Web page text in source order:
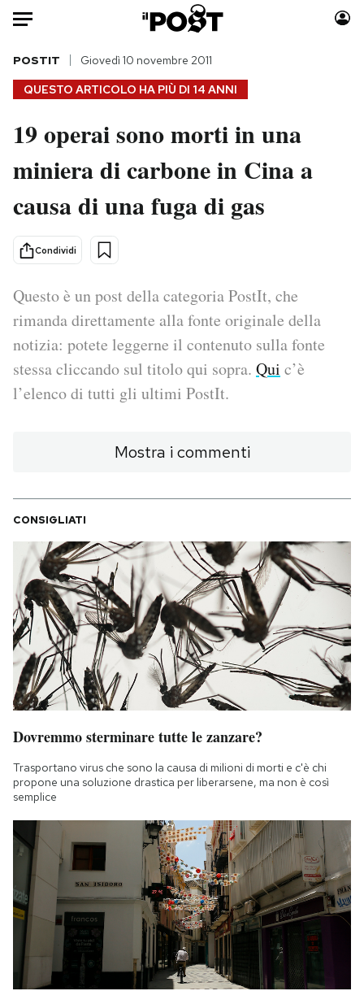
Auto
HOME
Italia
Politica
Tecnologia
Scienza
Economia
Sport
Moda
Consumismi
Storie/Idee
Altrecose
Mondiali calcio 2026
PODCAST
NEWSLETTER
I MIEI PREFERITI
SHOP
CALENDARIO
AREA PERSONALE
Area Personale
Notifiche mobile
Regala il Post
Hai bisogno di aiuto?
Esci
QUESTO ARTICOLO HA PIÙ DI 14 ANNI
POSTIT Giovedì 10 novembre 2011
19 operai sono morti in una
miniera di carbone in Cina a
causa di una fuga di gas
Condividi
Questo è un post della categoria PostIt, che
rimanda direttamente alla fonte originale della
notizia: potete leggerne il contenuto sulla fonte
stessa cliccando sul titolo qui sopra. Qui c’è
l’elenco di tutti gli ultimi PostIt.
Mostra i commenti
CONSIGLIATI
Dovremmo sterminare tutte le zanzare?
Trasportano virus che sono la causa di milioni di morti e c'è chi
propone una soluzione drastica per liberarsene, ma non è così
semplice